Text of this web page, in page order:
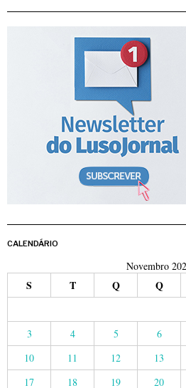
CALENDÁRIO
Novembro
S T Q Q
3
4 5 6
10
11 12 13
17
18 19 20